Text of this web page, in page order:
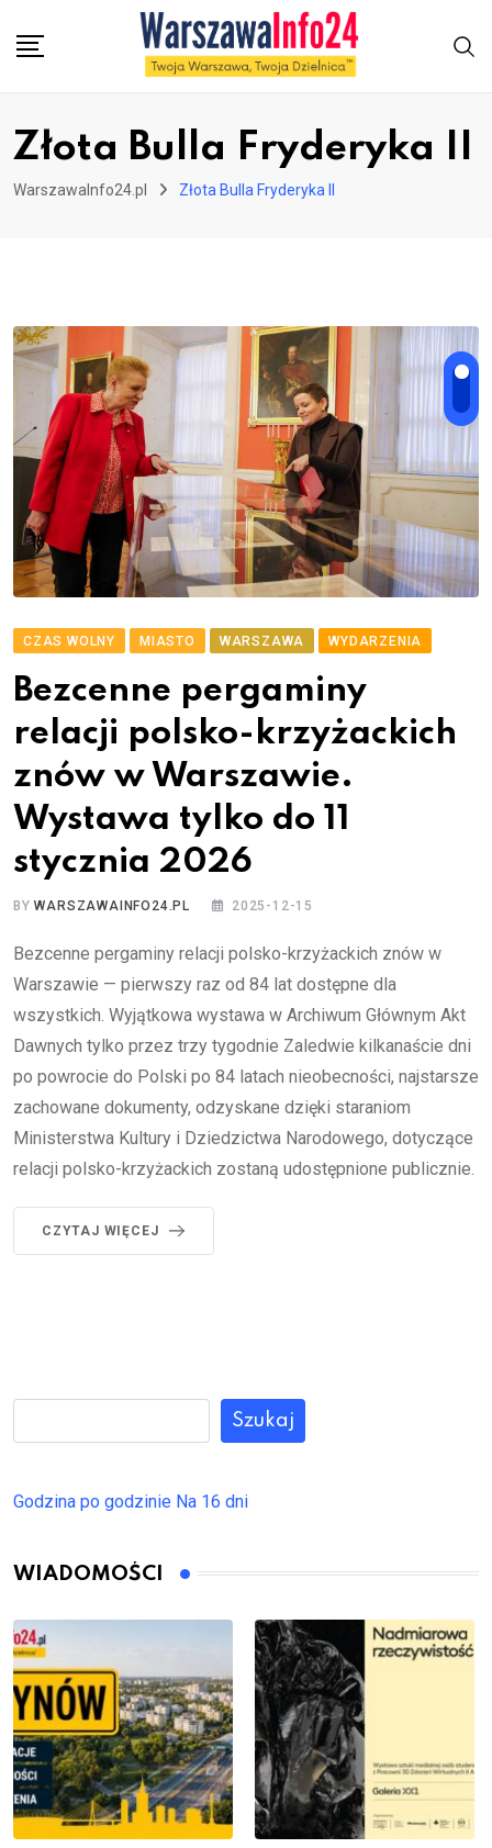
Złota Bulla Fryderyka II
WarszawaInfo24.pl Złota Bulla Fryderyka II
CZAS WOLNY MIASTO WARSZAWA WYDARZENIA
Bezcenne pergaminy
relacji polsko-krzyżackich
znów w Warszawie.
Wystawa tylko do 11
stycznia 2026
BYWARSZAWAINFO24.PL 2025-12-15
Bezcenne pergaminy relacji polsko-krzyżackich znów w
Warszawie — pierwszy raz od 84 lat dostępne dla
wszystkich. Wyjątkowa wystawa w Archiwum Głównym Akt
Dawnych tylko przez trzy tygodnie Zaledwie kilkanaście dni
po powrocie do Polski po 84 latach nieobecności, najstarsze
zachowane dokumenty, odzyskane dzięki staraniom
Ministerstwa Kultury i Dziedzictwa Narodowego, dotyczące
relacji polsko-krzyżackich zostaną udostępnione publicznie.
CZYTAJ WIĘCEJ
Szukaj
Godzina po godzinie Na 16 dni
WIADOMOŚCI